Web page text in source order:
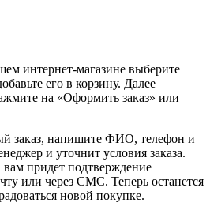
интернет-магазине выберите
его в корзину. Далее
на «Оформить заказ» или
заказ, напишите ФИО, телефон и
и уточнит условия заказа.
вам придет подтверждение
или через СМС. Теперь останется
новой покупке.